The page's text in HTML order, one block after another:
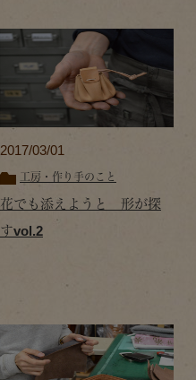
2017/03/01
工房・作り手のこと
花でも添えようと 形が探
すvol.2